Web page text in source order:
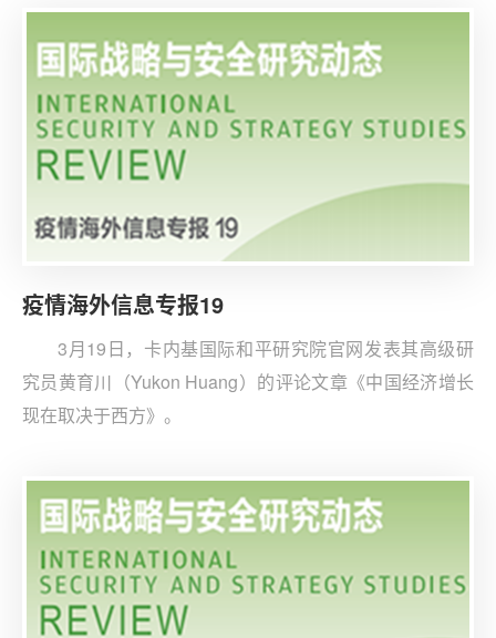
疫情海外信息专报19
3月19日，卡内基国际和平研究院官网发表其高级研
究员黄育川（Yukon Huang）的评论文章《中国经济增长
现在取决于西方》。